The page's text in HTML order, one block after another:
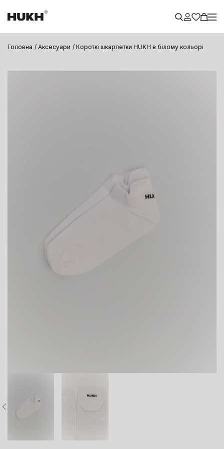
Головна Аксесуари Короткі шкарпетки HUKH в білому кольорі